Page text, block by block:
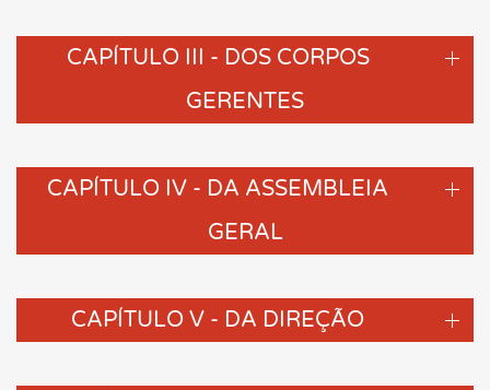
CAPÍTULO III - DOS CORPOS
GERENTES
CAPÍTULO IV - DA ASSEMBLEIA
GERAL
CAPÍTULO V - DA DIREÇÃO